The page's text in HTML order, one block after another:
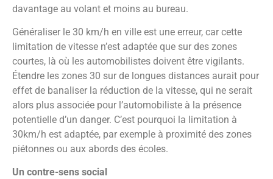
davantage au volant et moins au bureau.
Généraliser le 30 km/h en ville est une erreur, car cette
limitation de vitesse n’est adaptée que sur des zones
courtes, là où les automobilistes doivent être vigilants.
Étendre les zones 30 sur de longues distances aurait pour
effet de banaliser la réduction de la vitesse, qui ne serait
alors plus associée pour l’automobiliste à la présence
potentielle d’un danger. C’est pourquoi la limitation à
30km/h est adaptée, par exemple à proximité des zones
piétonnes ou aux abords des écoles.
Un contre-sens social